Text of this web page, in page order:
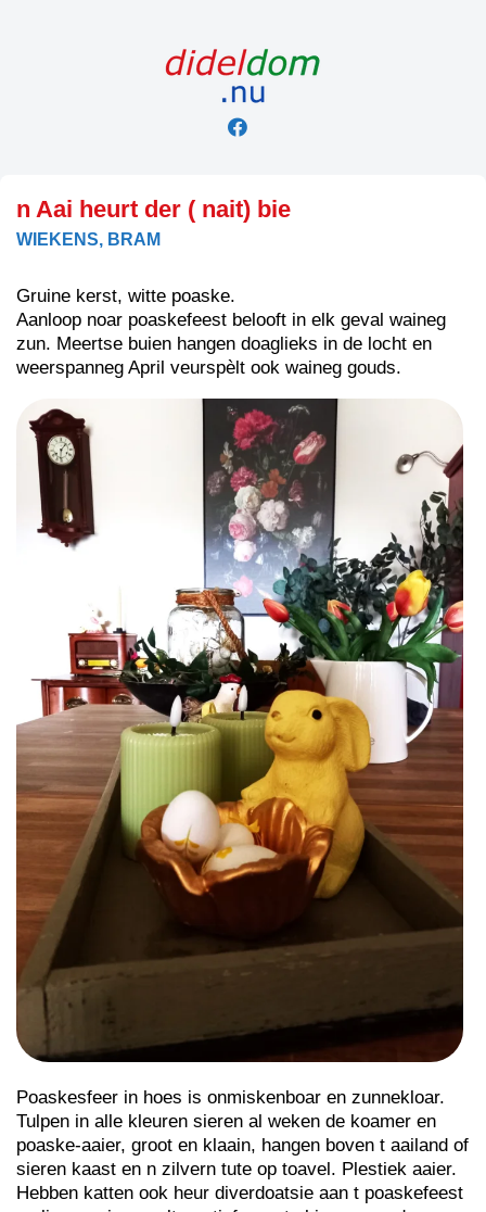
n Aai heurt der ( nait) bie
WIEKENS, BRAM
Gruine kerst, witte poaske.
Aanloop noar poaskefeest belooft in elk geval waineg
zun. Meertse buien hangen doaglieks in de locht en
weerspanneg April veurspèlt ook waineg gouds.
Poaskesfeer in hoes is onmiskenboar en zunnekloar.
Tulpen in alle kleuren sieren al weken de koamer en
poaske-aaier, groot en klaain, hangen boven t aailand of
sieren kaast en n zilvern tute op toavel. Plestiek aaier.
Hebben katten ook heur diverdoatsie aan t poaskefeest